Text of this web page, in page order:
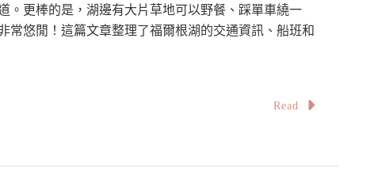
。更棒的是，湖邊有大片草地可以野餐、踩單車繞一
常悠閒！這篇文章整理了福爾根湖的交通資訊、船班和
Read